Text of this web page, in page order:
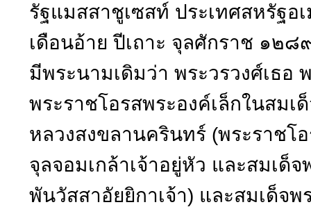
รัฐแมสสาชูเซสท์ ประเทศสหรัฐ
เดือนอ้าย ปีเถาะ จุลศักราช ๑๒
มีพระนามเดิมว่า พระวรวงศ์เธอ
พระราชโอรสพระองค์เล็กในสม
หลวงสงขลานครินทร์ (พระราชโ
จุลจอมเกล้าเจ้าอยู่หัว และสมเด็
พันวัสสาอัยยิกาเจ้า) และสมเด็จ